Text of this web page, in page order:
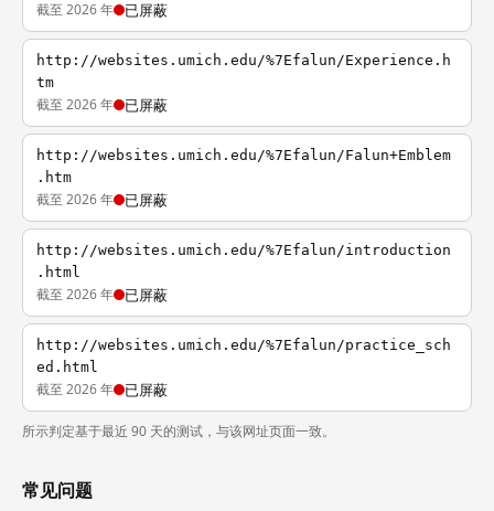
截至 2026 年 已屏蔽
http://websites.umich.edu/%7Efalun/Experience.h
tm
截至 2026 年 已屏蔽
http://websites.umich.edu/%7Efalun/Falun+Emblem
.htm
截至 2026 年 已屏蔽
http://websites.umich.edu/%7Efalun/introduction
.html
截至 2026 年 已屏蔽
http://websites.umich.edu/%7Efalun/practice_sch
ed.html
截至 2026 年 已屏蔽
所示判定基于最近 90 天的测试，与该网址页面一致。
常见问题